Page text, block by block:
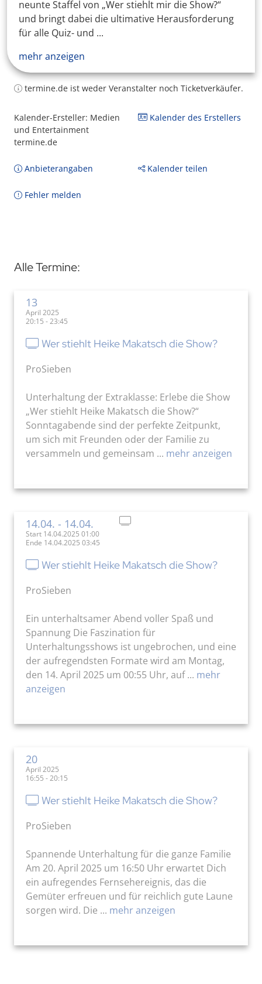
neunte Staffel von „Wer stiehlt mir die Show?“
und bringt dabei die ultimative Herausforderung
für alle Quiz- und ...
mehr anzeigen
termine.de ist weder Veranstalter noch Ticketverkäufer.
Kalender-Ersteller: Medien
und Entertainment
termine.de
Kalender des Erstellers
Anbieterangaben Kalender teilen
Fehler melden
Alle Termine:
13
April 2025
20:15 - 23:45
Wer stiehlt Heike Makatsch die Show?
ProSieben
Unterhaltung der Extraklasse: Erlebe die Show
„Wer stiehlt Heike Makatsch die Show?“
Sonntagabende sind der perfekte Zeitpunkt,
um sich mit Freunden oder der Familie zu
versammeln und gemeinsam ... mehr anzeigen
14.04. - 14.04.
Start 14.04.2025 01:00
Ende 14.04.2025 03:45
Wer stiehlt Heike Makatsch die Show?
ProSieben
Ein unterhaltsamer Abend voller Spaß und
Spannung Die Faszination für
Unterhaltungsshows ist ungebrochen, und eine
der aufregendsten Formate wird am Montag,
den 14. April 2025 um 00:55 Uhr, auf ... mehr
anzeigen
20
April 2025
16:55 - 20:15
Wer stiehlt Heike Makatsch die Show?
ProSieben
Spannende Unterhaltung für die ganze Familie
Am 20. April 2025 um 16:50 Uhr erwartet Dich
ein aufregendes Fernsehereignis, das die
Gemüter erfreuen und für reichlich gute Laune
sorgen wird. Die ... mehr anzeigen